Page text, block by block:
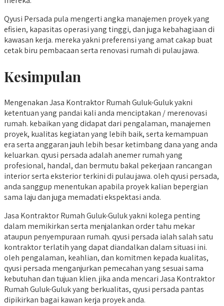
Qyusi Persada pula mengerti angka manajemen proyek yang
efisien, kapasitas operasi yang tinggi, dan juga kebahagiaan di
kawasan kerja. mereka yakni preferensi yang amat cakap buat
cetak biru pembacaan serta renovasi rumah di pulau jawa.
Kesimpulan
Mengenakan Jasa Kontraktor Rumah Guluk-Guluk yakni
ketentuan yang pandai kali anda menciptakan / merenovasi
rumah. kebaikan yang didapat dari pengalaman, manajemen
proyek, kualitas kegiatan yang lebih baik, serta kemampuan
era serta anggaran jauh lebih besar ketimbang dana yang anda
keluarkan. qyusi persada adalah anemer rumah yang
profesional, handal, dan bermutu bakal pekerjaan rancangan
interior serta eksterior terkini di pulau jawa. oleh qyusi persada,
anda sanggup menentukan apabila proyek kalian bepergian
sama laju dan juga memadati ekspektasi anda.
Jasa Kontraktor Rumah Guluk-Guluk yakni kolega penting
dalam memikirkan serta menjalankan order tahu mekar
ataupun penyempuraan rumah. qyusi persada ialah salah satu
kontraktor terlatih yang dapat diandalkan dalam situasi ini.
oleh pengalaman, keahlian, dan komitmen kepada kualitas,
qyusi persada menganjurkan pemecahan yang sesuai sama
kebutuhan dan tujuan klien. jika anda mencari Jasa Kontraktor
Rumah Guluk-Guluk yang berkualitas, qyusi persada pantas
dipikirkan bagai kawan kerja proyek anda.